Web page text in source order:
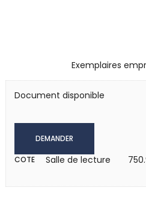
Exemplaires
Document disponible
DEMANDER
COTE Salle de lecture